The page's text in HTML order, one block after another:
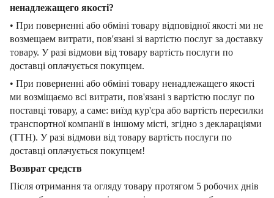
ненадлежащего якості?
• При поверненні або обміні товару відповідної якості ми не
возмещаем витрати, пов'язані зі вартістю послуг за доставку
товару. У разі відмови від товару вартість послуги по
доставці оплачується покупцем.
• При поверненні або обміні товару ненадлежащего якості
ми возміщаємо всі витрати, пов'язані з вартістю послуг по
поставці товару, а саме: виїзд кур'єра або вартість пересилки
транспортної компанії в іншому місті, згідно з деклараціями
(ТТН). У разі відмови від товару вартість послуги по
доставці оплачується покупцем!
Возврат средств
Після отримання та огляду товару протягом 5 робочих днів